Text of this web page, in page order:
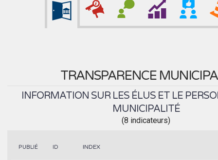
TRANSPARENCE
INFORMATION SUR LES ÉLUS ET LE
MUNICIPALITÉ
(8 indicateurs)
PUBLIÉ ID INDEX